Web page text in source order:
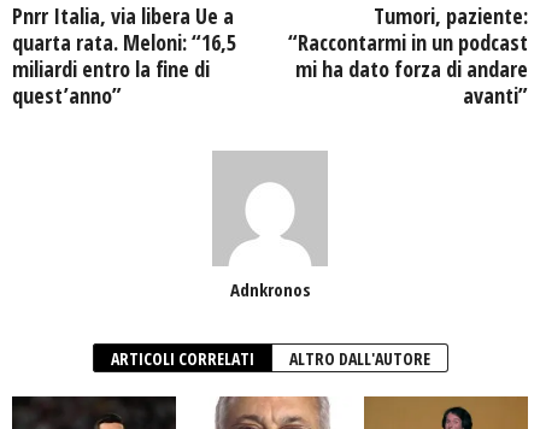
Pnrr Italia, via libera Ue a
quarta rata. Meloni: “16,5
miliardi entro la fine di
quest’anno”
Tumori, paziente:
“Raccontarmi in un podcast
mi ha dato forza di andare
avanti”
Adnkronos
ARTICOLI CORRELATI ALTRO DALL'AUTORE